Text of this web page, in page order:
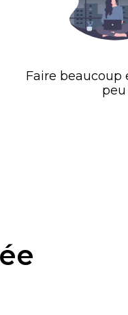
Faire beaucoup
peu